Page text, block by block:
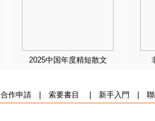
2025中国年度精短散文
合作申請| 索要書目 新手入門